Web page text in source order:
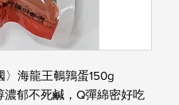
海龍王鵪鶉蛋150g
郁不死鹹，Q彈綿密好吃